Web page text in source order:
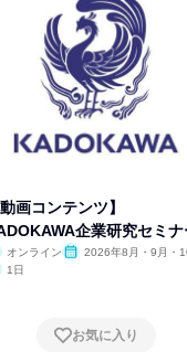
動画コンテンツ】
企業研究セミナ
オンライン
2026年8月・9月・
1日
お気に入り